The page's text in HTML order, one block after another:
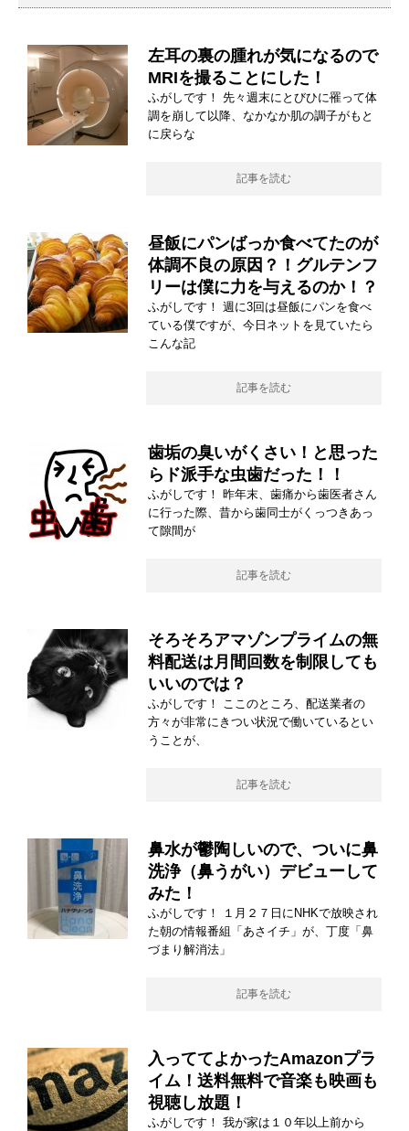
左耳の裏の腫れが気になるので
MRIを撮ることにした！
ふがしです！ 先々週末にとびひに罹って体
調を崩して以降、なかなか肌の調子がもと
に戻らな
記事を読む
昼飯にパンばっか食べてたのが
体調不良の原因？！グルテンフ
リーは僕に力を与えるのか！？
ふがしです！ 週に3回は昼飯にパンを食べ
ている僕ですが、今日ネットを見ていたら
こんな記
記事を読む
歯垢の臭いがくさい！と思った
らド派手な虫歯だった！！
ふがしです！ 昨年末、歯痛から歯医者さん
に行った際、昔から歯同士がくっつきあっ
て隙間が
記事を読む
そろそろアマゾンプライムの無
料配送は月間回数を制限しても
いいのでは？
ふがしです！ ここのところ、配送業者の
方々が非常にきつい状況で働いているとい
うことが、
記事を読む
鼻水が鬱陶しいので、ついに鼻
洗浄（鼻うがい）デビューして
みた！
ふがしです！ １月２７日にNHKで放映され
た朝の情報番組「あさイチ」が、丁度「鼻
づまり解消法」
記事を読む
入っててよかったAmazonプラ
イム！送料無料で音楽も映画も
視聴し放題！
ふがしです！ 我が家は１０年以上前から